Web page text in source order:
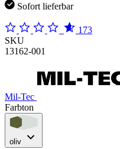
Sofort lieferbar
173
SKU
13162-001
Mil-Tec
Farbton
oliv